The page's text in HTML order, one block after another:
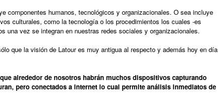
componentes humanos, tecnológicos y organizacionales. O sea incluye
culturales, como la tecnología o los procedimientos los cuales -es
una vez se integran en nuestras redes sociales y organizacionales.
que la visión de Latour es muy antigua al respecto y además hoy en día
alrededor de nosotros habrán muchos dispositivos capturando
pero conectados a internet lo cual permite análisis inmediatos de